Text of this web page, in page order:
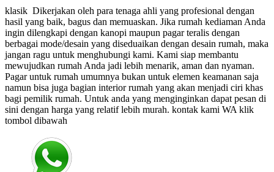
klasik Dikerjakan oleh para tenaga ahli yang profesional dengan
hasil yang baik, bagus dan memuaskan. Jika rumah kediaman Anda
ingin dilengkapi dengan kanopi maupun pagar teralis dengan
berbagai mode/desain yang diseduaikan dengan desain rumah, maka
jangan ragu untuk menghubungi kami. Kami siap membantu
mewujudkan rumah Anda jadi lebih menarik, aman dan nyaman.
Pagar untuk rumah umumnya bukan untuk elemen keamanan saja
namun bisa juga bagian interior rumah yang akan menjadi ciri khas
bagi pemilik rumah. Untuk anda yang menginginkan dapat pesan di
sini dengan harga yang relatif lebih murah. kontak kami WA klik
tombol dibawah